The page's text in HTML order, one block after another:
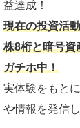
益達成！
現在の投資活
株8桁と暗号資
ガチホ中！
実体験をもと
や情報を発信